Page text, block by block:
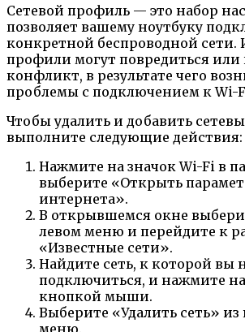
Сетевой профиль — это набор
позволяет вашему ноутбуку
конкретной беспроводной сети.
профили могут повредиться или
конфликт, в результате чего
проблемы с подключением к Wi-
Чтобы удалить и добавить
выполните следующие действия:
Нажмите на значок Wi-Fi в
выберите «Открыть
интернета».
В открывшемся окне
левом меню и перейдите к
«Известные сети».
Найдите сеть, к которой вы
подключиться, и нажмите
кнопкой мыши.
Выберите «Удалить сеть» из
меню.